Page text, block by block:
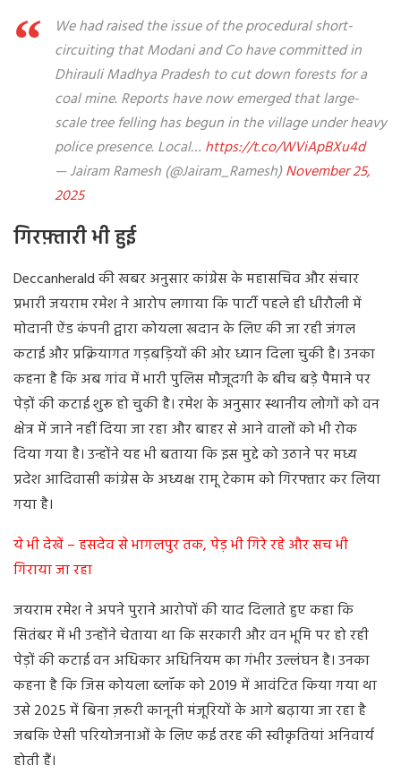
We had raised the issue of the procedural short-
circuiting that Modani and Co have committed in
Dhirauli Madhya Pradesh to cut down forests for a
coal mine. Reports have now emerged that large-
scale tree felling has begun in the village under heavy
police presence. Local… https://t.co/WViApBXu4d
— Jairam Ramesh (@Jairam_Ramesh)November 25,
2025
गिरफ़्तारी भी हुई
Deccanherald की खबर अनुसार कांग्रेस के महासचिव और संचार
प्रभारी जयराम रमेश ने आरोप लगाया कि पार्टी पहले ही धीरौली में
मोदानी ऐंड कंपनी द्वारा कोयला खदान के लिए की जा रही जंगल
कटाई और प्रक्रियागत गड़बड़ियों की ओर ध्यान दिला चुकी है। उनका
कहना है कि अब गांव में भारी पुलिस मौजूदगी के बीच बड़े पैमाने पर
पेड़ों की कटाई शुरू हो चुकी है। रमेश के अनुसार स्थानीय लोगों को वन
क्षेत्र में जाने नहीं दिया जा रहा और बाहर से आने वालों को भी रोक
दिया गया है। उन्होंने यह भी बताया कि इस मुद्दे को उठाने पर मध्य
प्रदेश आदिवासी कांग्रेस के अध्यक्ष रामू टेकाम को गिरफ्तार कर लिया
गया है।
ये भी देखें – हसदेव से भागलपुर तक, पेड़ भी गिरे रहे और सच भी
गिराया जा रहा
जयराम रमेश ने अपने पुराने आरोपों की याद दिलाते हुए कहा कि
सितंबर में भी उन्होंने चेताया था कि सरकारी और वन भूमि पर हो रही
पेड़ों की कटाई वन अधिकार अधिनियम का गंभीर उल्लंघन है। उनका
कहना है कि जिस कोयला ब्लॉक को 2019 में आवंटित किया गया था
उसे 2025 में बिना ज़रूरी कानूनी मंजूरियों के आगे बढ़ाया जा रहा है
जबकि ऐसी परियोजनाओं के लिए कई तरह की स्वीकृतियां अनिवार्य
होती हैं।